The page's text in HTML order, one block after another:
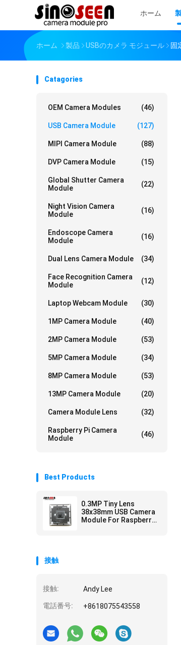
ホーム
ホーム 製品 USBのカメラ モジュール 固
Catagories
OEM Camera Modules (46)
USB Camera Module (127)
MIPI Camera Module (88)
DVP Camera Module (15)
Global Shutter Camera
Module
(22)
Night Vision Camera
Module
(16)
Endoscope Camera
Module
(16)
Dual Lens Camera Module (34)
Face Recognition Camera
Module
(12)
Laptop Webcam Module (30)
1MP Camera Module (40)
2MP Camera Module (53)
5MP Camera Module (34)
8MP Camera Module (53)
13MP Camera Module (20)
Camera Module Lens (32)
Raspberry Pi Camera
Module
(46)
Best Products
0.3MP Tiny Lens
38x38mm USB Camera
Module For Raspberry
接触
接触: Andy Lee
電話番号: +8618075543558